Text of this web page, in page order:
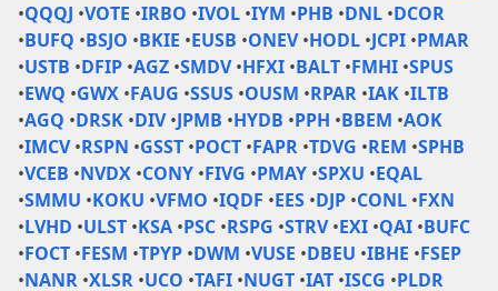
•QQQJ •VOTE •IRBO •IVOL •IYM •PHB •DNL •DCOR
•BUFQ •BSJO •BKIE •EUSB •ONEV •HODL •JCPI •PMAR
•USTB •DFIP •AGZ •SMDV •HFXI •BALT •FMHI •SPUS
•EWQ •GWX •FAUG •SSUS •OUSM •RPAR •IAK •ILTB
•AGQ •DRSK •DIV •JPMB •HYDB •PPH •BBEM •AOK
•IMCV •RSPN •GSST •POCT •FAPR •TDVG •REM •SPHB
•VCEB •NVDX •CONY •FIVG •PMAY •SPXU •EQAL
•SMMU •KOKU •VFMO •IQDF •EES •DJP •CONL •FXN
•LVHD •ULST •KSA •PSC •RSPG •STRV •EXI •QAI •BUFC
•FOCT •FESM •TPYP •DWM •VUSE •DBEU •IBHE •FSEP
•NANR •XLSR •UCO •TAFI •NUGT •IAT •ISCG •PLDR